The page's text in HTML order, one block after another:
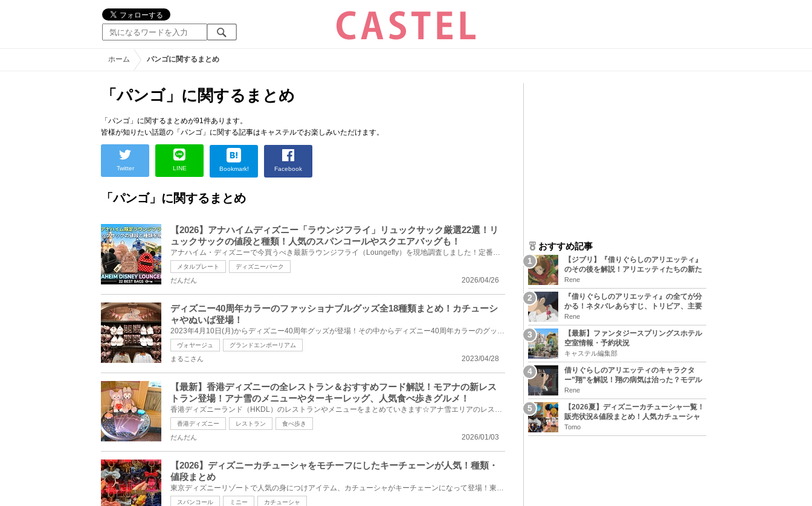
ホーム パンゴに関するまとめ
「パンゴ」に関するまとめ
「パンゴ」に関するまとめが91件あります。
皆様が知りたい話題の「パンゴ」に関する記事はキャステルでお楽しみいただけます。
Twitter LINE Bookmark! Facebook
「パンゴ」に関するまとめ
【2026】アナハイムディズニー「ラウンジフライ」リュックサック厳選22選！リ
ュックサックの値段と種類！人気のスパンコールやスクエアバッグも！
アナハイム・ディズニーで今買うべき最新ラウンジフライ（Loungefly）を現地調査しました！定番のスパン...
メタルプレート ディズニーパーク
2026/04/26
だんだん
ディズニー40周年カラーのファッショナブルグッズ全18種類まとめ！カチューシ
ャやぬいば登場！
2023年4月10日(月)からディズニー40周年グッズが登場！その中からディズニー40周年カラーのグッズ全18種...
ヴォヤージュ グランドエンポーリアム
2023/04/28
まるこさん
【最新】香港ディズニーの全レストラン＆おすすめフード解説！モアナの新レス
トラン登場！アナ雪のメニューやターキーレッグ、人気食べ歩きグルメ！
香港ディズニーランド（HKDL）のレストランやメニューをまとめていきます☆アナ雪エリアのレストランメニ...
香港ディズニー レストラン 食べ歩き
2026/01/03
だんだん
【2026】ディズニーカチューシャをモチーフにしたキーチェーンが人気！種類・
値段まとめ
東京ディズニーリゾートで人気の身につけアイテム、カチューシャがキーチェーンになって登場！東京ディ...
スパンコール ミニー カチューシャ
おすすめ記事
【ジブリ】『借りぐらしのアリエッティ』
のその後を解説！アリエッティたちの新た
な住処は？翔の病気は治る？
Rene
『借りぐらしのアリエッティ』の全てが分
かる！ネタバレあらすじ、トリビア、主要
キャラまとめ！
Rene
【最新】ファンタジースプリングスホテル
空室情報・予約状況
キャステル編集部
借りぐらしのアリエッティのキャラクタ
ー”翔”を解説！翔の病気は治った？モデル
は誰？
Rene
【2026夏】ディズニーカチューシャ一覧！
販売状況&値段まとめ！人気カチューシャ
をチェック
Tomo